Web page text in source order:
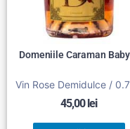
Domeniile Caraman
Vin Rose Demidulce /
45,00 lei